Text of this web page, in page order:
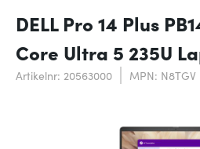
DELL Pro 14 Plus
Core Ultra 5 235U
Artikelnr: 20563000 MPN: N8TGV